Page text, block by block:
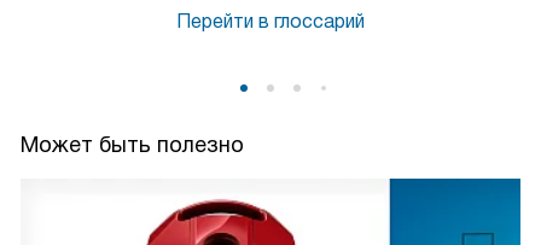
Может быть полезно
Перейти в глоссарий